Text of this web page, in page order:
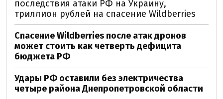
последствия атаки РФ на Украину,
триллион рублей на спасение Wildberries
Спасение Wildberries после атак дронов
может стоить как четверть дефицита
бюджета РФ
Удары РФ оставили без электричества
четыре района Днепропетровской области